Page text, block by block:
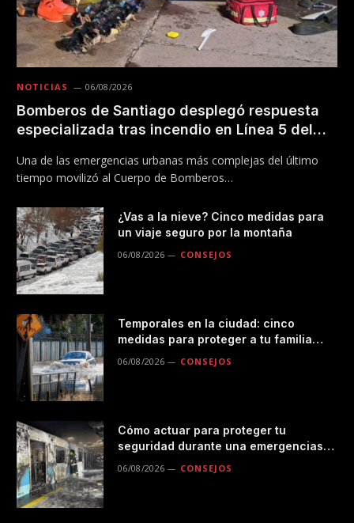
NOTICIAS 06/08/2026
Bomberos de Santiago desplegó respuesta
especializada tras incendio en Línea 5 del
Una de las emergencias urbanas más complejas del último
tiempo movilizó al Cuerpo de Bomberos…
¿Vas a la nieve? Cinco medidas para
un viaje seguro por la montaña
06/08/2026 CONSEJOS
Temporales en la ciudad: cinco
medidas para proteger a tu familia
06/08/2026 CONSEJOS
Cómo actuar para proteger tu
seguridad durante una emergencias
06/08/2026 CONSEJOS